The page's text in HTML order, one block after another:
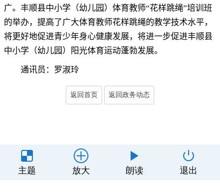
广。 丰顺县中小学（幼儿园）体育教师“花样跳绳”培训班
的举办，提高了广大体育教师花样跳绳的教学技术水平，
将更好地促进青少年身心健康发展，将进一步促进丰顺县
中小学（幼儿园）阳光体育运动蓬勃发展。
通讯员：罗淑玲
返回首页 返回政务动态
主办单位：丰顺县人民政府办公室
制作维护：丰顺县政务服务和数据管理局
主题 放大 朗读 退出